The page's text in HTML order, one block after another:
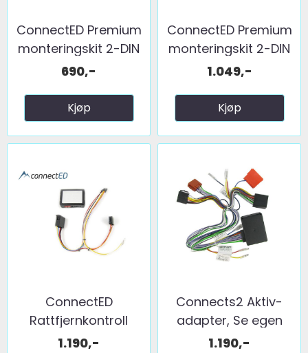
ConnectED Premium
monteringskit 2-DIN
...
690,-
Kjøp
ConnectED Premium
monteringskit 2-DIN
...
1.049,-
Kjøp
ConnectED
Rattfjernkontroll
interface ...
1.190,-
Connects2 Aktiv-
adapter, Se egen
liste ...
1.190,-